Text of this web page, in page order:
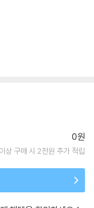
0원
상 구매 시 2천원 추가 적립